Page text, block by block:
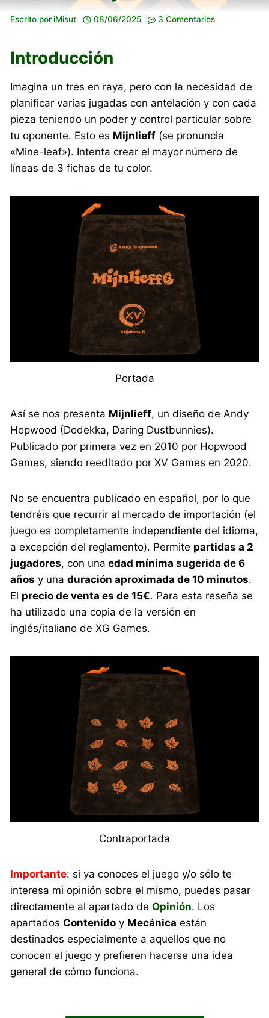
Escrito por iMisut 08/06/2025 3 Comentarios
Introducción
Imagina un tres en raya, pero con la necesidad de
planificar varias jugadas con antelación y con cada
pieza teniendo un poder y control particular sobre
tu oponente. Esto es Mijnlieff (se pronuncia
«Mine-leaf»). Intenta crear el mayor número de
líneas de 3 fichas de tu color.
Portada
Así se nos presenta Mijnlieff, un diseño de Andy
Hopwood (Dodekka, Daring Dustbunnies).
Publicado por primera vez en 2010 por Hopwood
Games, siendo reeditado por XV Games en 2020.
No se encuentra publicado en español, por lo que
tendréis que recurrir al mercado de importación (el
juego es completamente independiente del idioma,
a excepción del reglamento). Permite partidas a 2
jugadores, con una edad mínima sugerida de 6
años y unaduración aproximada de 10 minutos.
El precio de venta es de 15€. Para esta reseña se
ha utilizado una copia de la versión en
inglés/italiano de XG Games.
Contraportada
Importante: si ya conoces el juego y/o sólo te
interesa mi opinión sobre el mismo, puedes pasar
directamente al apartado deOpinión. Los
apartadosContenido y Mecánica están
destinados especialmente a aquellos que no
conocen el juego y prefieren hacerse una idea
general de cómo funciona.